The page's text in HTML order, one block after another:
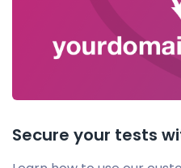
Secure your tests